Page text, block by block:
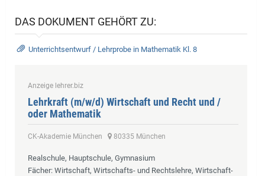
DAS DOKUMENT GEHÖRT ZU:
Unterrichtsentwurf / Lehrprobe in Mathematik Kl. 8
Anzeige lehrer.biz
Lehrkraft (m/w/d) Wirtschaft und Recht und /
oder Mathematik
CK-Akademie München 80335 München
Realschule, Hauptschule, Gymnasium
Fächer: Wirtschaft, Wirtschafts- und Rechtslehre, Wirtschaft-